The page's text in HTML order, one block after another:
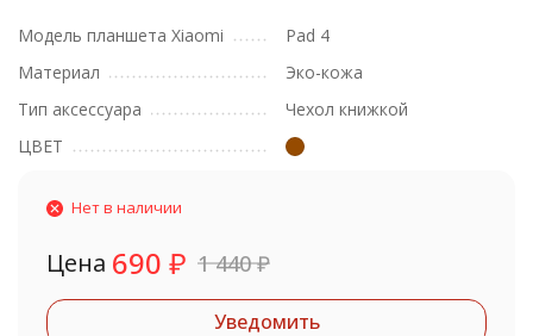
Модель планшета Xiaomi
Pad 4
Материал
Эко-кожа
Тип аксессуара
Чехол книжкой
ЦВЕТ
Нет в наличии
Цена 690 ₽ 1 440₽
Уведомить